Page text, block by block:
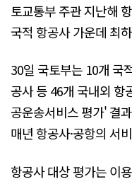
토교통부 주관 지난해
국적 항공사 가운데 최
30일 국토부는 10개 국
공사 등 46개 국내외 항
공운송서비스 평가' 결
매년 항공사·공항의 서
항공사 대상 평가는 이